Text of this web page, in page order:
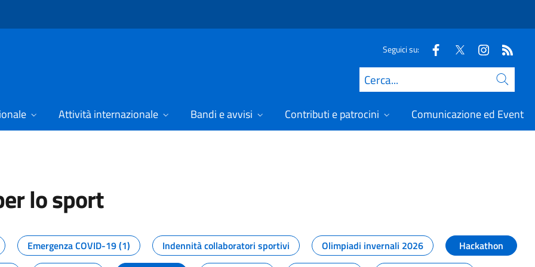
Seguici su:
Cerca
Attività internazionale Bandi e avvisi Contributi e patrocini Comunicazione ed Eventi
lo sport
dal Dipartimento per lo sport
Emergenza COVID-19 (1) Indennità collaboratori sportivi Olimpiadi invernali 2026
Hackathon